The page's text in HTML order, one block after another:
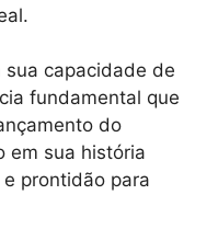
sua capacidade de
fundamental que
do
em sua história
prontidão para